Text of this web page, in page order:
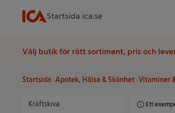
Startsida ica.se
Välj butik för rätt sortiment, pris och
Startsida Apotek, Hälsa & Skönhet Vitaminer
Kräftskiva Ett